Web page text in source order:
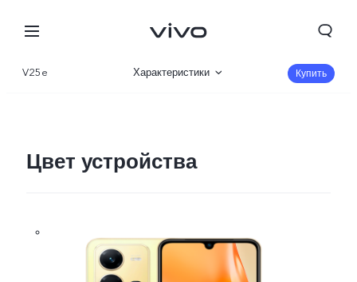
V25e Характеристики Купить
Цвет устройства